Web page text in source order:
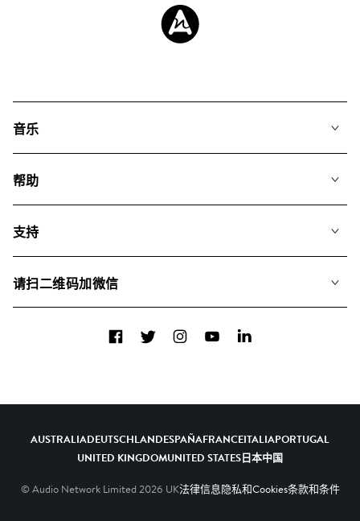
音乐
搜索
专辑
帮助
我们如何运用AI
支持
关于我们
请扫二维码加微信
FacebookTwitterInstagramYouTubeLinkedIn
AUSTRALIADEUTSCHLANDESPAÑAFRANCEITALIAPORTUGAL
UNITED KINGDOMUNITED STATES日本中国
© Audio Network Limited 2026 UK法律信息隐私和Cookies条款和条件